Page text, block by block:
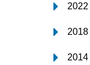
2022
2018
2014